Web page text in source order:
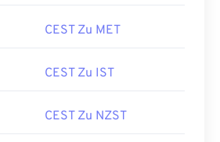
CEST Zu MET
CEST Zu IST
CEST Zu NZST